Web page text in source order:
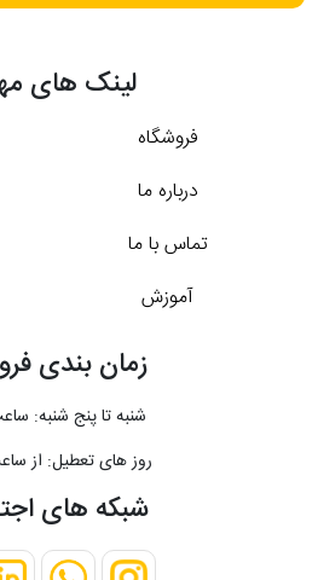
لینک های
فروشگاه
درباره ما
تماس با ما
آموزش
زمان بندی
شنبه تا پنج شنبه: ساعت ۱۰
روز های تعطیل: از ساعت 10
شبکه های